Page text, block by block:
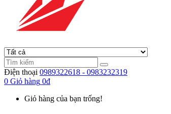
Điện thoại 0989322618 - 0983232319
0 Giỏ hàng 0đ
Giỏ hàng của bạn trống!